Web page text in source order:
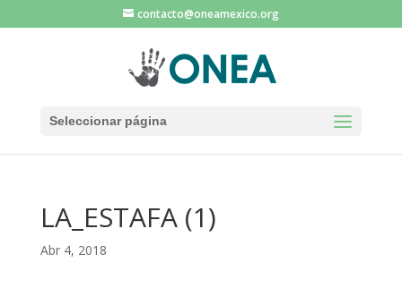
contacto@oneamexico.org
Seleccionar página
LA_ESTAFA (1)
Abr 4, 2018